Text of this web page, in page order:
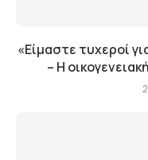
«Είμαστε τυχεροί
– Η